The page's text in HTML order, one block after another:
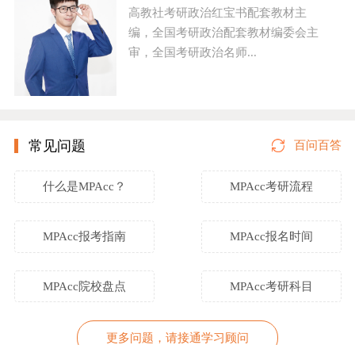
高教社考研政治红宝书配套教材主
编，全国考研政治配套教材编委会主
审，全国考研政治名师...
常见问题 百问百答
什么是MPAcc？ MPAcc考研流程
MPAcc报考指南 MPAcc报名时间
MPAcc院校盘点 MPAcc考研科目
更多问题，请接通学习顾问